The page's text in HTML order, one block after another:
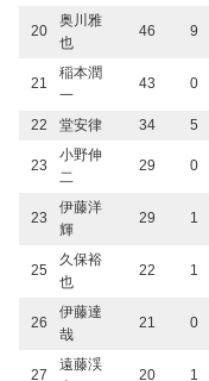
20
奥川雅
也
46 9
21
稲本潤
一
43 0
22 堂安律 34 5
23
小野伸
二
29 0
23
伊藤洋
輝
29 1
25
久保裕
也
22 1
26
伊藤達
哉
21 0
27
遠藤渓
20 1